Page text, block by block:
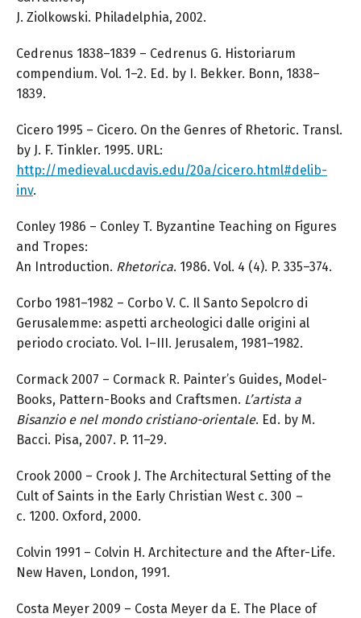
J. Ziolkowski. Philadelphia, 2002.
Cedrenus 1838–1839 – Cedrenus G. Historiarum
compendium. Vol. 1–2. Ed. by I. Bekker. Bonn, 1838–
1839.
Cicero 1995 – Cicero. On the Genres of Rhetoric. Transl.
by J. F. Tinkler. 1995. URL:
http://medieval.ucdavis.edu/20a/cicero.html#delib-
inv.
Conley 1986 – Conley T. Byzantine Teaching on Figures
and Tropes:
An Introduction. Rhetorica. 1986. Vol. 4 (4). P. 335–374.
Corbo 1981–1982 – Corbo V. C. Il Santo Sepolcro di
Gerusalemme: aspetti archeologici dalle origini al
periodo crociato. Vol. I–III. Jerusalem, 1981–1982.
Cormack 2007 – Cormack R. Painter’s Guides, Model-
Books, Pattern-Books and Craftsmen. L’artista a
Bisanzio e nel mondo cristiano-orientale. Ed. by M.
Bacci. Pisa, 2007. P. 11–29.
Crook 2000 – Crook J. The Architectural Setting of the
Cult of Saints in the Early Christian West c. 300 –
c. 1200. Oxford, 2000.
Colvin 1991 – Colvin H. Architecture and the After-Life.
New Haven, London, 1991.
Costa Meyer 2009 – Costa Meyer da E. The Place of